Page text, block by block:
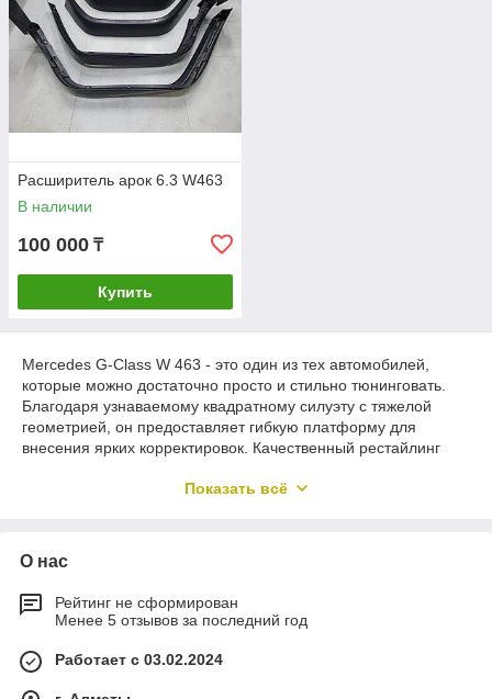
Расширитель арок 6.3 W463
В наличии
100 000 ₸
Купить
Mercedes G-Class W 463 - это один из тех автомобилей,
которые можно достаточно просто и стильно тюнинговать.
Благодаря узнаваемому квадратному силуэту с тяжелой
геометрией, он предоставляет гибкую платформу для
внесения ярких корректировок. Качественный рестайлинг
его единым целым со своим владельцем. Все необходимое
Тюнинг G-Class - минимум манипуляций
с максимальным результатом
Представленная модель автомобиля Mercedes, благодаря
соответствующему тюнингу, может быть агрессивным
городским внедорожником, оригинальным проектом
Показать всё
О нас
Рейтинг не сформирован
Менее 5 отзывов за последний год
Работает с 03.02.2024